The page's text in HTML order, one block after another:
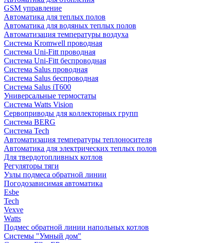
GSM управление
Автоматика для теплых полов
Автоматика для водяных теплых полов
Автоматизация температуры воздуха
Система Kromwell проводная
Система Uni-Fitt проводная
Система Uni-Fitt беспроводная
Система Salus проводная
Система Salus беспроводная
Система Salus iT600
Универсальные термостаты
Система Watts Vision
Сервоприводы для коллекторных групп
Система BERG
Система Tech
Автоматизация температуры теплоносителя
Автоматика для электрических теплых полов
Для твердотопливных котлов
Регуляторы тяги
Узлы подмеса обратной линии
Погодозависимая автоматика
Esbe
Tech
Vexve
Watts
Подмес обратной линии напольных котлов
Системы "Умный дом"